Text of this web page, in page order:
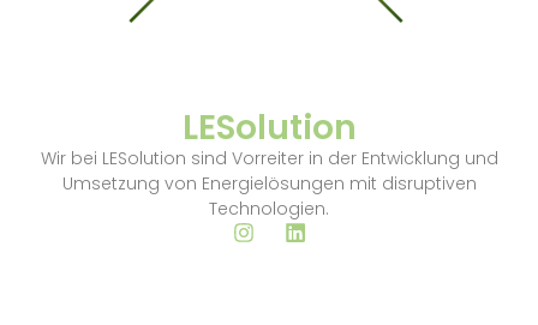
LESolution
Wir bei LESolution sind Vorreiter in der Entwicklung und
Umsetzung von Energielösungen mit disruptiven
Technologien.